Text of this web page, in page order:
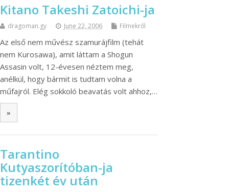
Kitano Takeshi Zatoichi-ja
dragoman.gy June 22, 2006 Filmekről
Az első nem művész szamurájfilm (tehát
nem Kurosawa), amit láttam a Shogun
Assasin volt, 12-évesen néztem meg,
anélkül, hogy bármit is tudtam volna a
műfajról. Elég sokkoló beavatás volt ahhoz,…
»
Tarantino
Kutyaszorítóban-ja
tizenkét év után